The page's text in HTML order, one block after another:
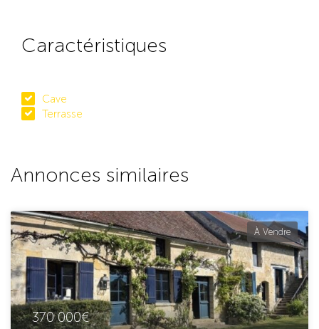
Caractéristiques
Cave
Terrasse
Annonces similaires
À Vendre
370 000€